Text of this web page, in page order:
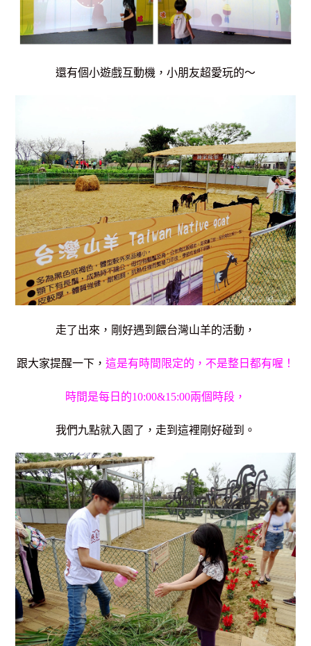
還有個小遊戲互動機，小朋友超愛玩的～
走了出來，剛好遇到餵台灣山羊的活動，
跟大家提醒一下， 這是有時間限定的，不是整日都有喔！
時間是每日的10:00&15:00兩個時段，
我們九點就入園了，走到這裡剛好碰到。